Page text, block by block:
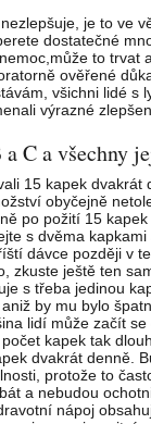
je to ve
dostatečné
to trvat
ověřené
všichni lidé s
výrazné
C a všechny
15 kapek dvakrát
obyčejně
po požití 15
s dvěma
dávce později v
zkuste ještě ten
s třeba jedinou
by mu bylo
lidí může začít
kapek tak
dvakrát denně.
protože to
a nebudou
nápoj